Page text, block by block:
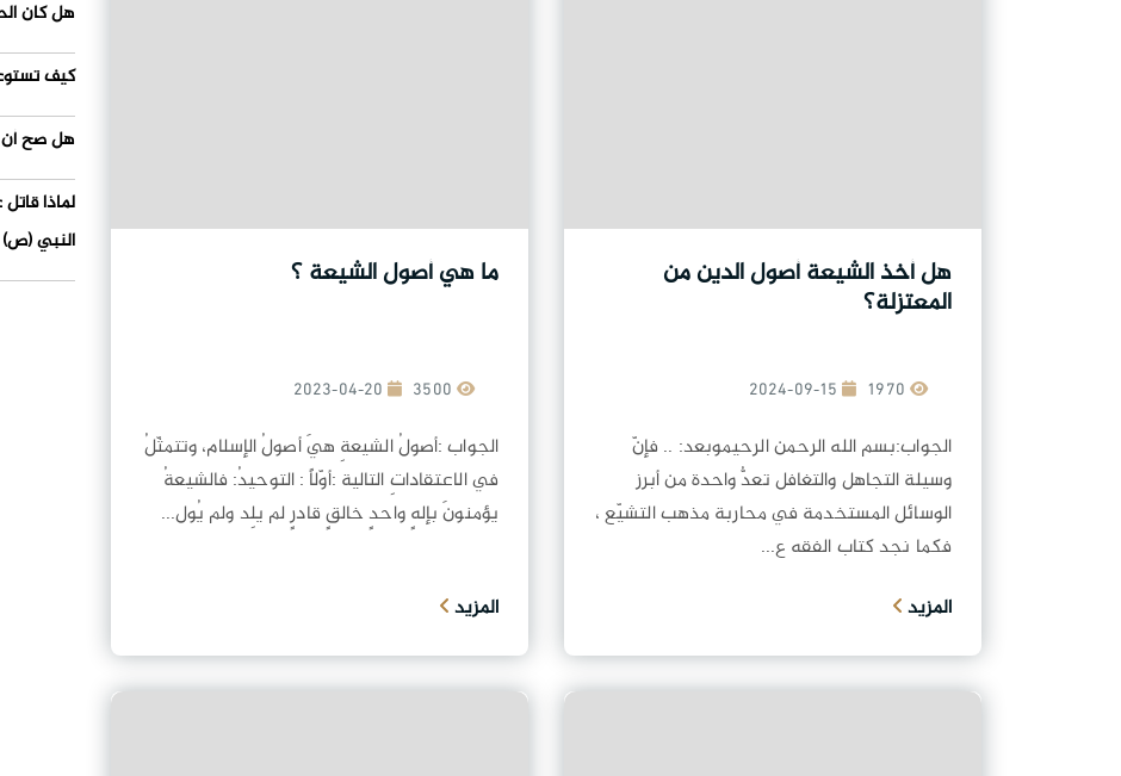
هل أخذ الشيعة أصول الدين من
المعتزلة؟
2024-09-15
الجواب:بسم الله الرحمن الرحيموبعد: .. فإنّ
وسيلة التجاهل والتغافل تعدُّ واحدة من أبرز
الوسائل المستخدمة في محاربة مذهب التشيّع ،
فكما نجد كتاب الفقه ع...
المزيد
ما هي أصول الشيعة ؟
2023-04-20
الجواب :أصولُ الشيعةِ هيَ أصولُ الإسلام، وتتمثّلُ
في الاعتقاداتِ التالية :أوّلاً : التوحيدُ: فالشيعةُ
يؤمنونَ بإلهٍ واحدٍ خالقٍ قادرٍ لم يلِد ولم يُول...
المزيد
هل كان
كيف
هل صح أن
لماذا
النبي (ص)